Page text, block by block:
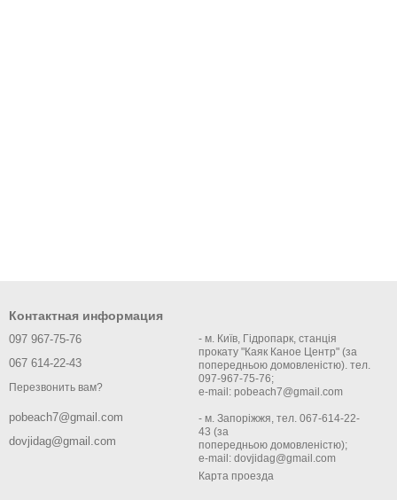
Контактная информация
097 967-75-76
067 614-22-43
Перезвонить вам?
pobeach7@gmail.com
dovjidag@gmail.com
- м. Київ, Гідропарк, станція
прокату "Каяк Каное Центр" (за
попередньою домовленістю). тел.
097-967-75-76;
e-mail: pobeach7@gmail.com
- м. Запоріжжя, тел. 067-614-22-
43 (за
попередньою домовленістю);
e-mail: dovjidag@gmail.com
Карта проезда